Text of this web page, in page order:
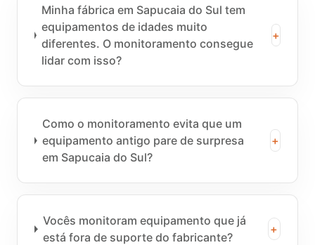
Minha fábrica em Sapucaia do Sul tem
equipamentos de idades muito
diferentes. O monitoramento consegue
lidar com isso?
+
Como o monitoramento evita que um
equipamento antigo pare de surpresa
em Sapucaia do Sul?
+
Vocês monitoram equipamento que já
está fora de suporte do fabricante?
+